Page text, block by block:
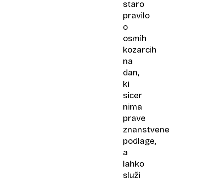
staro
pravilo
o
osmih
kozarcih
na
dan,
ki
sicer
nima
prave
znanstvene
podlage,
a
lahko
služi